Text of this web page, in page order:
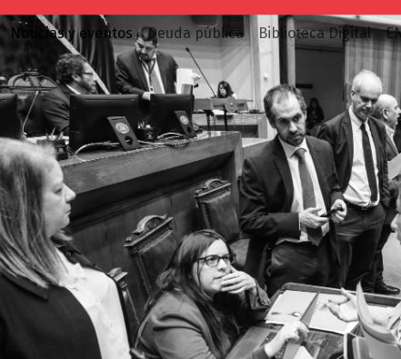
Noticias y eventos Deuda pública Biblioteca Digital